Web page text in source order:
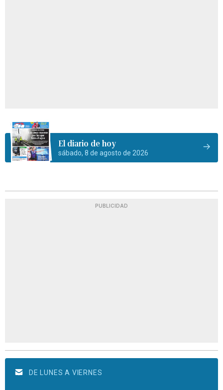
El diario de hoy
sábado, 8 de agosto de 2026
PUBLICIDAD
DE LUNES A VIERNES